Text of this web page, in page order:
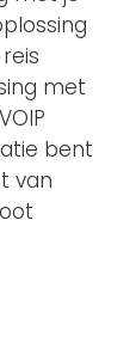
met
bent
van